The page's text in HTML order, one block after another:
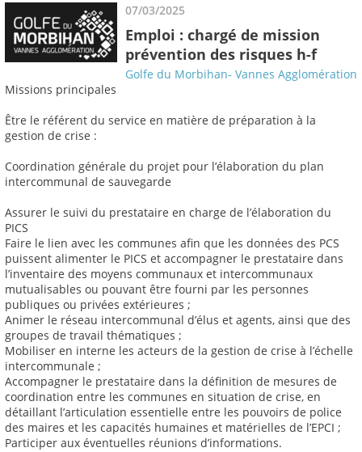
07/03/2025
Emploi : chargé de mission
prévention des risques h-f
Golfe du Morbihan- Vannes Agglomération
Missions principales
Être le référent du service en matière de préparation à la
gestion de crise :
Coordination générale du projet pour l’élaboration du plan
intercommunal de sauvegarde
Assurer le suivi du prestataire en charge de l’élaboration du
PICS
Faire le lien avec les communes afin que les données des PCS
puissent alimenter le PICS et accompagner le prestataire dans
l’inventaire des moyens communaux et intercommunaux
mutualisables ou pouvant être fourni par les personnes
publiques ou privées extérieures ;
Animer le réseau intercommunal d’élus et agents, ainsi que des
groupes de travail thématiques ;
Mobiliser en interne les acteurs de la gestion de crise à l’échelle
intercommunale ;
Accompagner le prestataire dans la définition de mesures de
coordination entre les communes en situation de crise, en
détaillant l’articulation essentielle entre les pouvoirs de police
des maires et les capacités humaines et matérielles de l’EPCI ;
Participer aux éventuelles réunions d’informations.